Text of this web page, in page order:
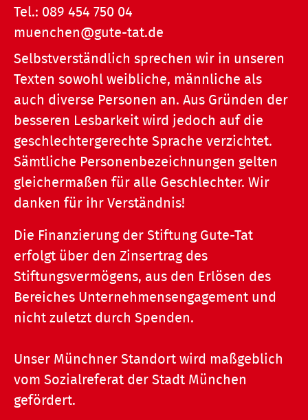
Tel.: 089 454 750 04
muenchen@gute-tat.de
Selbstverständlich sprechen wir in unseren
Texten sowohl weibliche, männliche als
auch diverse Personen an. Aus Gründen der
besseren Lesbarkeit wird jedoch auf die
geschlechtergerechte Sprache verzichtet.
Sämtliche Personenbezeichnungen gelten
gleichermaßen für alle Geschlechter. Wir
danken für ihr Verständnis!
Die Finanzierung der Stiftung Gute-Tat
erfolgt über den Zinsertrag des
Stiftungsvermögens, aus den Erlösen des
Bereiches Unternehmensengagement und
nicht zuletzt durch Spenden.
Unser Münchner Standort wird maßgeblich
vom Sozialreferat der Stadt München
gefördert.